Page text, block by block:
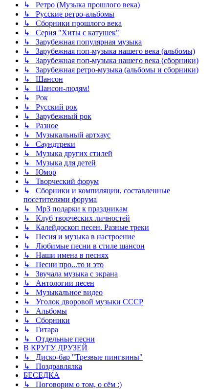
↳ Ретро (Музыка прошлого века)
↳ Русские ретро-альбомы
↳ Сборники прошлого века
↳ Серия "Хиты с катушек"
↳ Зарубежная популярная музыка
↳ Зарубежная поп-музыка нашего века (альбомы)
↳ Зарубежная поп-музыка нашего века (сборники)
↳ Зарубежная ретро-музыка (альбомы и сборники)
↳ Шансон
↳ Шансон-людям!
↳ Рок
↳ Русский рок
↳ Зарубежный рок
↳ Разное
↳ Музыкальный артхаус
↳ Саундтреки
↳ Музыка других стилей
↳ Музыка для детей
↳ Юмор
↳ Творческий форум
↳ Сборники и компиляции, составленные
посетителями форума
↳ Mp3 подарки к праздникам
↳ Клуб творческих личностей
↳ Калейдоскоп песен. Разные треки
↳ Песня и музыка в настроение
↳ Любимые песни в стиле шансон
↳ Наши имена в песнях
↳ Песни про...то и это
↳ Звучала музыка с экрана
↳ Антологии песен
↳ Музыкальное видео
↳ Уголок дворовой музыки СССР
↳ Альбомы
↳ Сборники
↳ Гитара
↳ Отдельные песни
В КРУГУ ДРУЗЕЙ
↳ Диско-бар "Трезвые пингвины"
↳ Поздравлялка
БЕСЕДКА
↳ Поговорим о том, о сём :)